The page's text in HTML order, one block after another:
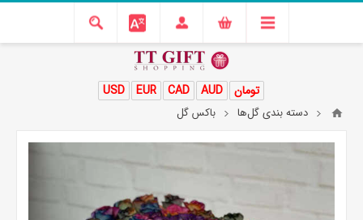
USD EUR CAD AUD تومان
دسته بندی گل‌ها باکس گل